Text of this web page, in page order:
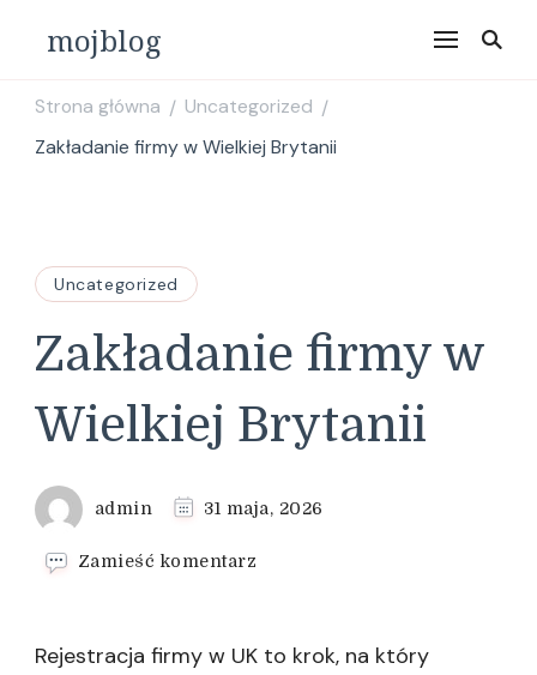
mojblog
Strona główna / Uncategorized /
Zakładanie firmy w Wielkiej Brytanii
Uncategorized
Zakładanie firmy w
Wielkiej Brytanii
admin 31 maja, 2026
Zamieść komentarz
w
Rejestracja firmy w UK to krok, na który